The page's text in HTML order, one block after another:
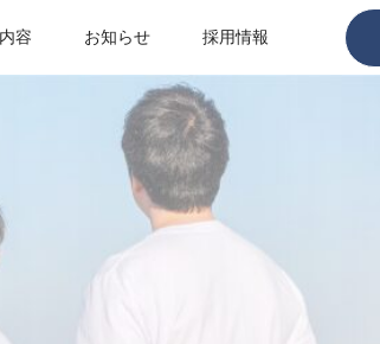
容 お知らせ 採用情報